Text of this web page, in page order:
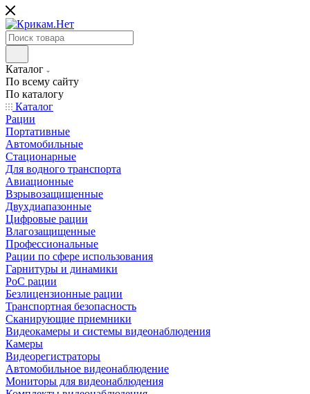
Каталог
По всему сайту
По каталогу
Каталог
Рации
Портативные
Автомобильные
Стационарные
Для водного транспорта
Авиационные
Взрывозащищенные
Двухдиапазонные
Цифровые рации
Влагозащищенные
Профессиональные
Рации по сфере использования
Гарнитуры и динамики
PoC рации
Безлицензионные рации
Транспортная безопасность
Сканирующие приемники
Видеокамеры и системы видеонаблюдения
Камеры
Видеорегистраторы
Автомобильное видеонаблюдение
Мониторы для видеонаблюдения